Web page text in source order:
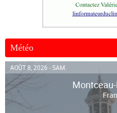
Météo
AOÛT 8, 2026 - SAM.